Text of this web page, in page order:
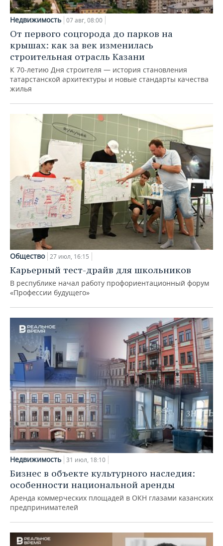
Недвижимость 07 авг, 08:00
От первого соцгорода до парков на
крышах: как за век изменилась
строительная отрасль Казани
К 70-летию Дня строителя — история становления
татарстанской архитектуры и новые стандарты качества
жилья
Общество 27 июл, 16:15
Карьерный тест-драйв для школьников
В республике начал работу профориентационный форум
«Профессии будущего»
Недвижимость 31 июл, 18:10
Бизнес в объекте культурного наследия:
особенности национальной аренды
Аренда коммерческих площадей в ОКН глазами казанских
предпринимателей